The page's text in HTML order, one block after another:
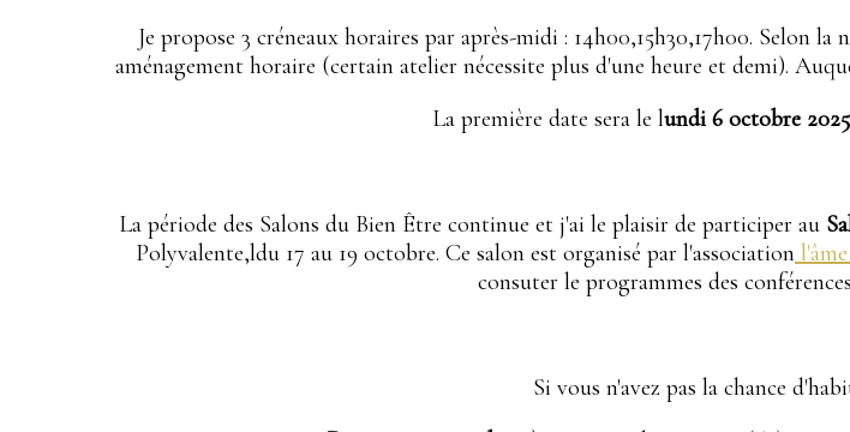
Je propose 3 créneaux horaires par après-midi : 14h00,15h30,17h00. Selon
aménagement horaire (certain atelier nécessite plus d'une heure et demi).
La première date sera le lundi 6 octobre 2025
La période des Salons du Bien Être continue et j'ai le plaisir de participer au
Polyvalente,ldu 17 au 19 octobre. Ce salon est organisé par l'association
consuter le programmes des
Si vous n'avez pas la chance